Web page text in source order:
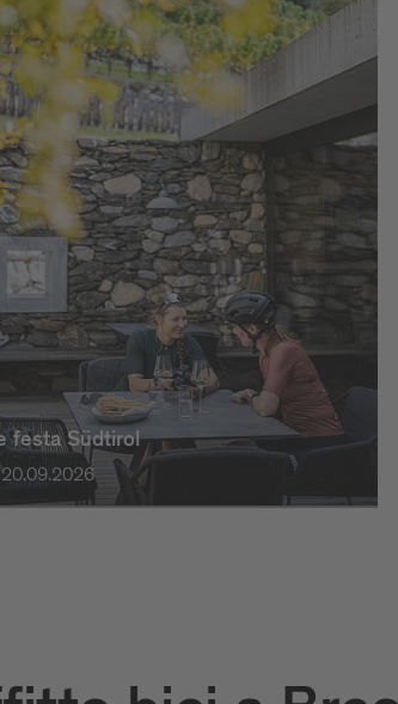
festa Südtirol